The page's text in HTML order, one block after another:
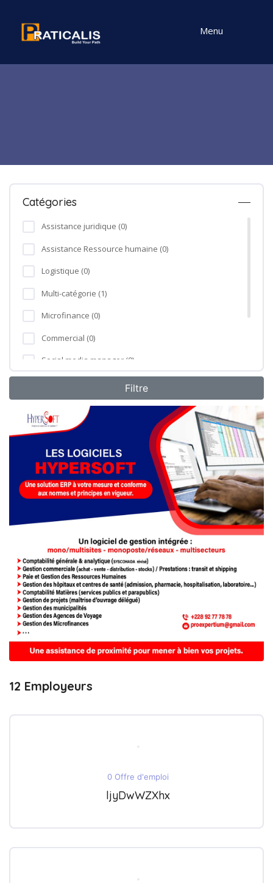
Menu
Catégories
Assistance juridique (0)
Assistance Ressource humaine (0)
Logistique (0)
Multi-catégorie (1)
Microfinance (0)
Commercial (0)
Social media manager (0)
Formation professionnelle (0)
Agro-industrie (0)
12 Employeurs
0 Offre d'emploi
ljyDwWZXhx